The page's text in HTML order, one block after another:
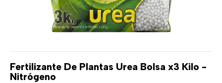
Fertilizante De Plantas Urea Bolsa x3 Kilo -
Nitrógeno